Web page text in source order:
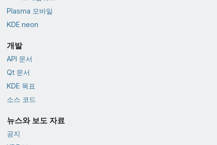
Plasma 모바일
KDE neon
개발
API 문서
Qt 문서
KDE 목표
소스 코드
뉴스와 보도 자료
공지